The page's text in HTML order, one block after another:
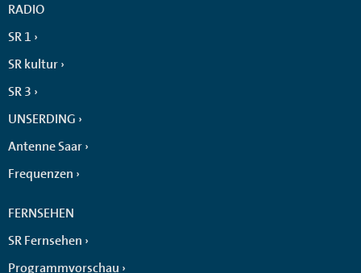
RADIO
SR 1
SR kultur
SR 3
UNSERDING
Antenne Saar
Frequenzen
FERNSEHEN
SR Fernsehen
Programmvorschau